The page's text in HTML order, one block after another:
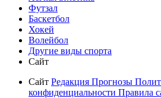
Футзал
Баскетбол
Хокей
Волейбол
Другие виды спорта
Сайт
Сайт Редакция Прогнозы
конфиденциальности Правила